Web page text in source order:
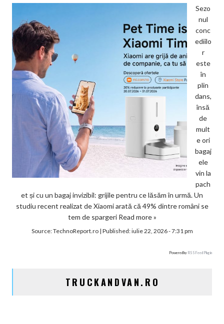
Sezo
nul
conc
ediilo
r
este
în
plin
dans,
însă
de
mult
e ori
bagaj
ele
vin la
pach
et și cu un bagaj invizibil: grijile pentru ce lăsăm în urmă. Un
studiu recent realizat de Xiaomi arată că 49% dintre români se
tem de spargeri Read more »
Source:TechnoReport.ro| Published:iulie 22, 2026 - 7:31 pm
Powered by RSS Feed Plugin
TRUCKANDVAN.RO